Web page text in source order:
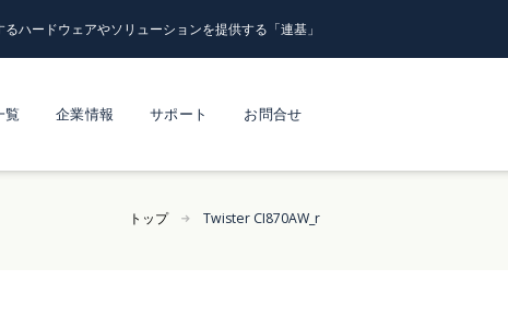
ハードウェアやソリューションを提供する「連基」
覧 企業情報 サポート お問合せ
トップ Twister CI870AW_r